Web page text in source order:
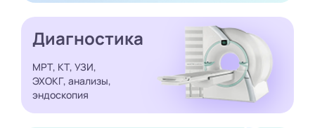
Диагностика
МРТ, КТ, УЗИ,
ЭХОКГ, анализы,
эндоскопия